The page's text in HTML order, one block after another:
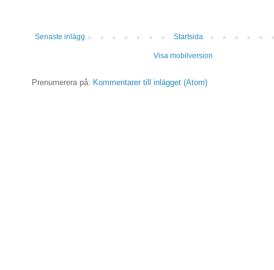
Senaste inlägg Startsida
Visa mobilversion
Prenumerera på: Kommentarer till inlägget (Atom)